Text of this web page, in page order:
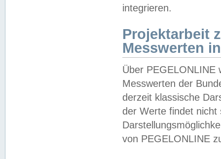
integrieren.
Projektarbeit
Messwerten
Über PEGELONLINE
Messwerten der
derzeit klassische
der Werte findet
von PEGELONLINE